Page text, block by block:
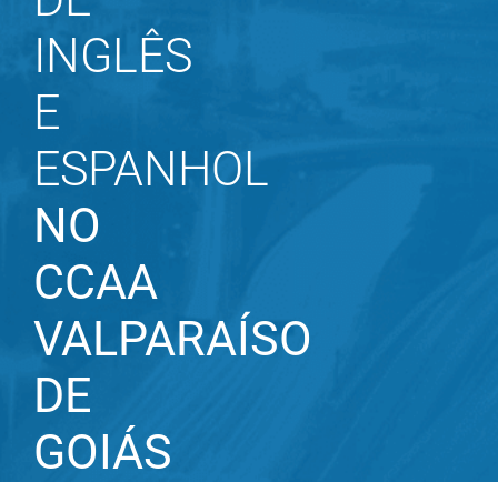
INGLÊS
E
ESPANHOL
NO
CCAA
VALPARAÍSO
DE
GOIÁS